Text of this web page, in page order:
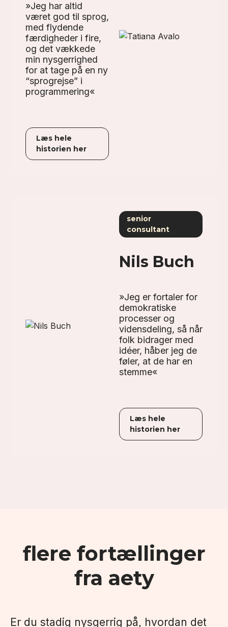
»Jeg har altid
været god til sprog,
med flydende
færdigheder i fire,
og det vækkede
min nysgerrighed
for at tage på en ny
“sprogrejse” i
programmering«
Læs hele
historien her
senior
consultant
Nils Buch
»Jeg er fortaler for
demokratiske
processer og
vidensdeling, så når
folk bidrager med
idéer, håber jeg de
føler, at de har en
stemme«
Læs hele
historien her
flere fortællinger
fra aety
Er du stadig nysgerrig på, hvordan det